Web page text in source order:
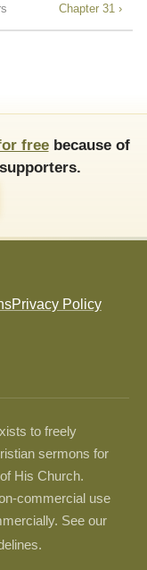
Chapter 31 ›
freebecause of
Privacy Policy
to freely
sermons for
His Church.
commercial use
See our